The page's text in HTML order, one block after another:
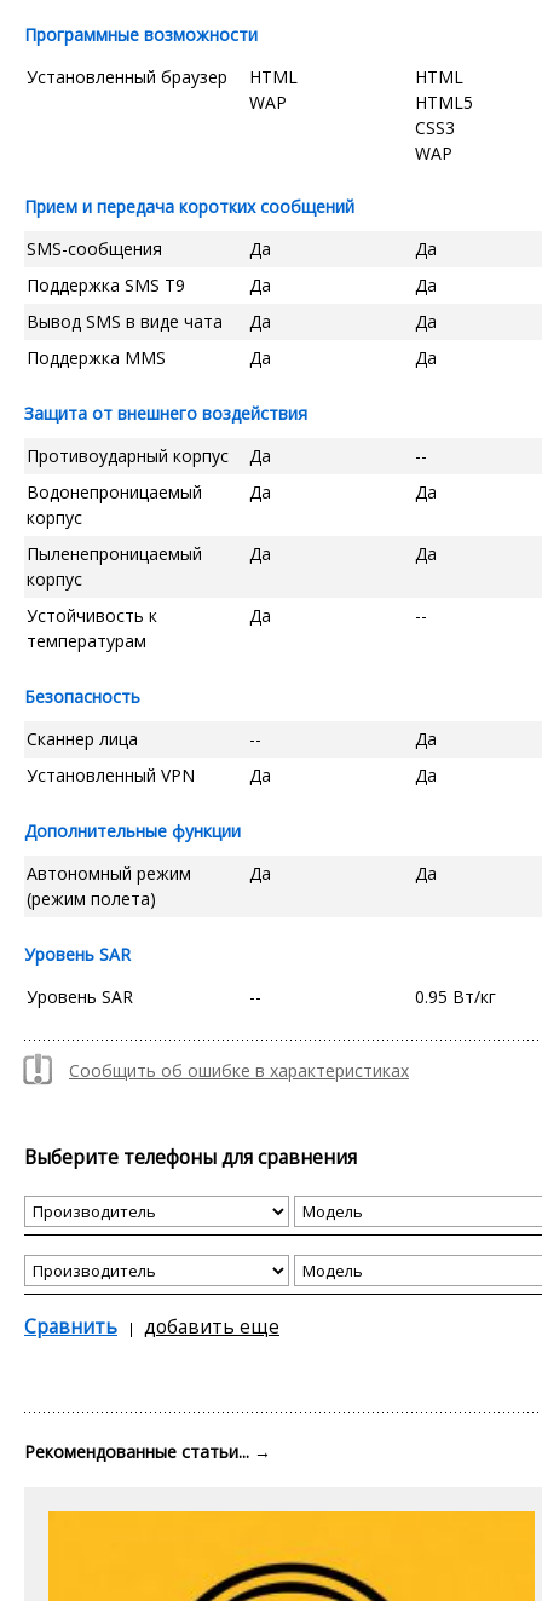
Программные возможности
Установленный браузер
HTML
WAP
HTML
HTML5
CSS3
WAP
Прием и передача коротких сообщений
SMS-сообщения
Да
Да
Поддержка SMS T9
Да
Да
Вывод SMS в виде чата
Да
Да
Поддержка MMS
Да Да
Защита от внешнего воздействия
Противоударный корпус
Да
--
Водонепроницаемый
корпус
Да Да
Пыленепроницаемый
корпус
Да Да
Устойчивость к
температурам
Да --
Безопасность
Сканнер лица
--
Да
Установленный VPN
Да Да
Дополнительные функции
Автономный режим
(режим полета)
Да Да
Уровень SAR
Уровень SAR
-- 0.95 Вт/кг
Сообщить об ошибке в характеристиках
Выберите телефоны для сравнения
Сравнить добавить еще
Рекомендованные статьи... →